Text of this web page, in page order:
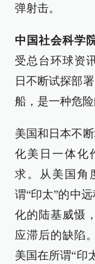
弹射击。
中国社会科学
受总台环球资
日不断试探部
船，是一种危险
美国和日本不
化美日一体化
求。从美国角
谓“印太”的中
化的陆基威慑
应滞后的缺陷
美国在所谓“印